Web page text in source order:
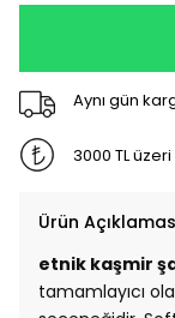
Aynı gün
3000 TL
Ürün
etnik kaşmir
tamamlayıcı